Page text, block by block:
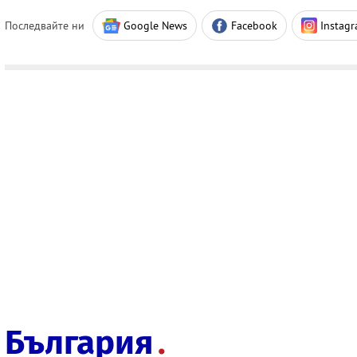
Последвайте ни Google News Facebook
България